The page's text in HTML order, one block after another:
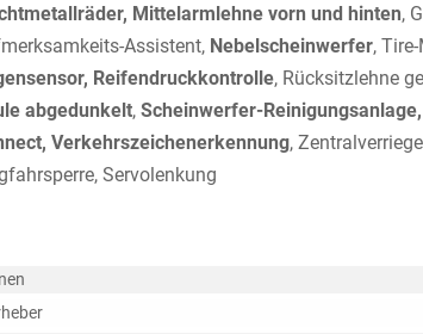
Mittelarmlehne vorn und hinten,
Assistent, Nebelscheinwerfer,
Reifendruckkontrolle, Rücksitzlehne
abgedunkelt, Scheinwerfer-
Verkehrszeichenerkennung,
Servolenkung